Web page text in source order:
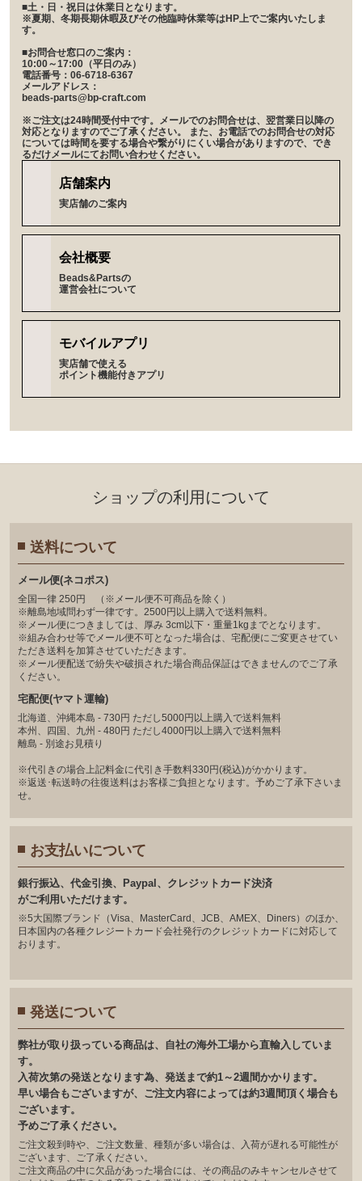
■土・日・祝日は休業日となります。
※夏期、冬期長期休暇及びその他臨時休業等はHP上でご案内いたしま
す。
■お問合せ窓口のご案内：
10:00～17:00（平日のみ）
電話番号：06-6718-6367
メールアドレス：
beads-parts@bp-craft.com
※ご注文は24時間受付中です。メールでのお問合せは、翌営業日以降の
対応となりますのでご了承ください。 また、お電話でのお問合せの対応
については時間を要する場合や繋がりにくい場合がありますので、でき
るだけメールにてお問い合わせください。
店舗案内
実店舗のご案内
会社概要
Beads&Partsの
運営会社について
モバイルアプリ
実店舗で使える
ポイント機能付きアプリ
ショップの利⽤について
送料について
メール便(ネコポス)
全国一律 250円 （※メール便不可商品を除く）
※離島地域問わず一律です。2500円以上購入で送料無料。
※メール便につきましては、厚み 3cm以下・重量1kgまでとなります。
※組み合わせ等でメール便不可となった場合は、宅配便にご変更させてい
ただき送料を加算させていただきます。
※メール便配送で紛失や破損された場合商品保証はできませんのでご了承
ください。
宅配便(ヤマト運輸)
北海道、沖縄本島 - 730円 ただし5000円以上購入で送料無料
本州、四国、九州 - 480円 ただし4000円以上購入で送料無料
離島 - 別途お見積り
※代引きの場合上記料金に代引き手数料330円(税込)がかかります。
※返送･転送時の往復送料はお客様ご負担となります。予めご了承下さいま
せ。
お支払いについて
銀⾏振込、代⾦引換、Paypal、クレジットカード決済
がご利⽤いただけます。
※5大国際ブランド（Visa、MasterCard、JCB、AMEX、Diners）のほか、
日本国内の各種クレジートカード会社発行のクレジットカードに対応して
おります。
発送について
弊社が取り扱っている商品は、自社の海外工場から直輸入していま
す。
入荷次第の発送となります為、発送まで約1～2週間かかります。
早い場合もございますが、ご注文内容によっては約3週間頂く場合も
ございます。
予めご了承ください。
ご注文殺到時や、ご注文数量、種類が多い場合は、入荷が遅れる可能性が
ございます、ご了承ください。
ご注文商品の中に欠品があった場合には、その商品のみキャンセルさせて